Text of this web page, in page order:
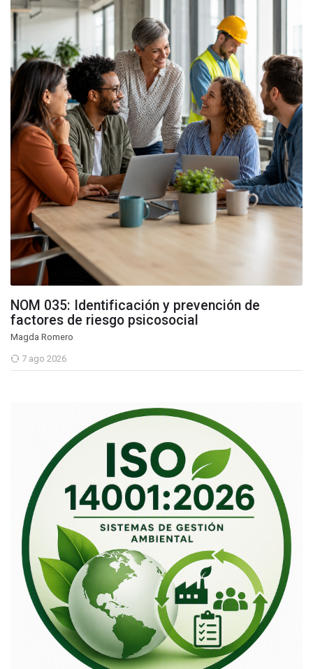
NOM 035: Identificación y prevención de
factores de riesgo psicosocial
Magda Romero
7 ago 2026